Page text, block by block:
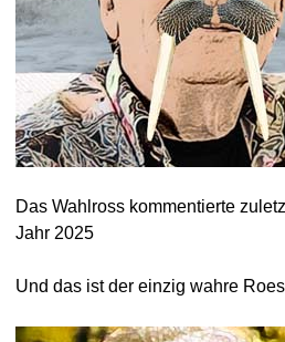
Das Wahlross kommentierte
Jahr 2025
Und das ist der einzig wahre